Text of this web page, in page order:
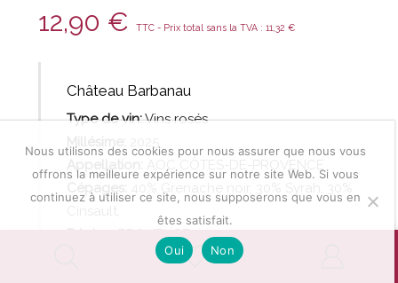
12,90 € TTC - Prix total sans la TVA : 11,32 €
Château Barbanau
Type de vin:Vinsrosés
Cépages:
PROVENCE
75cl
0
Nous utilisons des cookies pour nous assurer que nous vous
offrons la meilleure expérience sur notre site Web. Si vous
continuez à utiliser ce site, nous supposerons que vous en
êtes satisfait.
Oui Non